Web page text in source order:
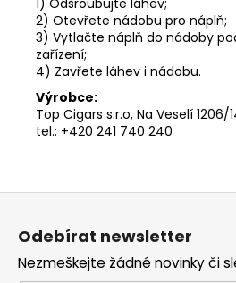
1) Odšroubujte láhev;
2) Otevřete nádobu pro náplň;
3) Vytlačte náplň do nádoby
zařízení;
4) Zavřete láhev i nádobu.
Výrobce:
Top Cigars s.r.o, Na Veselí 1206/
tel.: +420 241 740 240
Odebírat newsletter
Nezmeškejte žádné novinky či